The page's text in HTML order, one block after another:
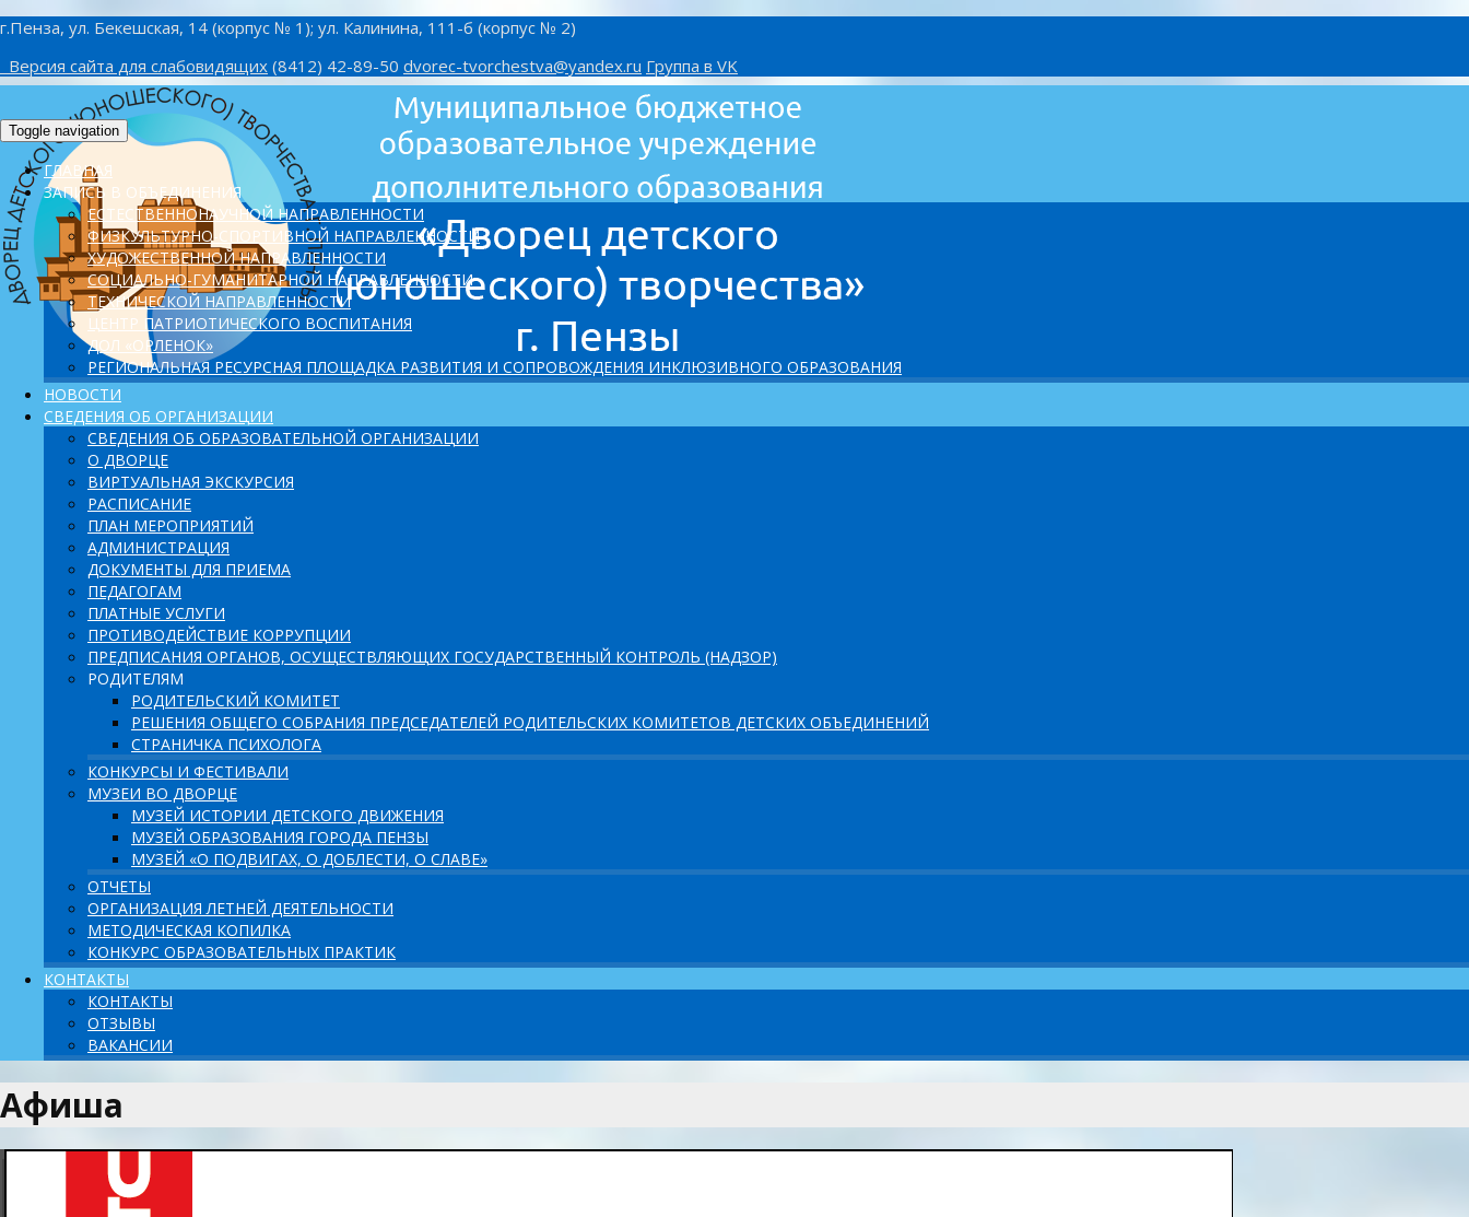
г.Пенза, ул. Бекешская, 14 (корпус № 1); ул. Калинина, 111-б (корпус № 2)
Версия сайта для слабовидящих (8412) 42-89-50 dvorec-tvorchestva@yandex.ru Группа в VK
Toggle navigation
ГЛАВНАЯ
ЗАПИСЬ В ОБЪЕДИНЕНИЯ
ЕСТЕСТВЕННОНАУЧНОЙ НАПРАВЛЕННОСТИ
ФИЗКУЛЬТУРНО-СПОРТИВНОЙ НАПРАВЛЕННОСТИ
ХУДОЖЕСТВЕННОЙ НАПРАВЛЕННОСТИ
СОЦИАЛЬНО-ГУМАНИТАРНОЙ НАПРАВЛЕННОСТИ
ТЕХНИЧЕСКОЙ НАПРАВЛЕННОСТИ
ЦЕНТР ПАТРИОТИЧЕСКОГО ВОСПИТАНИЯ
ДОЛ «ОРЛЕНОК»
PЕГИОНАЛЬНАЯ РЕСУРСНАЯ ПЛОЩАДКА РАЗВИТИЯ И СОПРОВОЖДЕНИЯ ИНКЛЮЗИВНОГО ОБРАЗОВАНИЯ
НОВОСТИ
СВЕДЕНИЯ ОБ ОРГАНИЗАЦИИ
СВЕДЕНИЯ ОБ ОБРАЗОВАТЕЛЬНОЙ ОРГАНИЗАЦИИ
О ДВОРЦЕ
ВИРТУАЛЬНАЯ ЭКСКУРСИЯ
РАСПИСАНИЕ
ПЛАН МЕРОПРИЯТИЙ
АДМИНИСТРАЦИЯ
ДОКУМЕНТЫ ДЛЯ ПРИЕМА
ПЕДАГОГАМ
ПЛАТНЫЕ УСЛУГИ
ПРОТИВОДЕЙСТВИЕ КОРРУПЦИИ
ПРЕДПИСАНИЯ ОРГАНОВ, ОСУЩЕСТВЛЯЮЩИХ ГОСУДАРСТВЕННЫЙ КОНТРОЛЬ (НАДЗОР)
РОДИТЕЛЯМ
РОДИТЕЛЬСКИЙ КОМИТЕТ
РЕШЕНИЯ ОБЩЕГО СОБРАНИЯ ПРЕДСЕДАТЕЛЕЙ РОДИТЕЛЬСКИХ КОМИТЕТОВ ДЕТСКИХ ОБЪЕДИНЕНИЙ
СТРАНИЧКА ПСИХОЛОГА
КОНКУРСЫ И ФЕСТИВАЛИ
МУЗЕИ ВО ДВОРЦЕ
МУЗЕЙ ИСТОРИИ ДЕТСКОГО ДВИЖЕНИЯ
МУЗЕЙ ОБРАЗОВАНИЯ ГОРОДА ПЕНЗЫ
МУЗЕЙ «О ПОДВИГАХ, О ДОБЛЕСТИ, О СЛАВЕ»
ОТЧЕТЫ
ОРГАНИЗАЦИЯ ЛЕТНЕЙ ДЕЯТЕЛЬНОСТИ
МЕТОДИЧЕСКАЯ КОПИЛКА
КОНКУРС ОБРАЗОВАТЕЛЬНЫХ ПРАКТИК
КОНТАКТЫ
КОНТАКТЫ
ОТЗЫВЫ
ВАКАНСИИ
Афиша